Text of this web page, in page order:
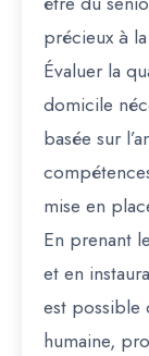
précieux à
Évaluer la
domicile
basée sur
mise en
En prenant
et en
est possible
humaine,